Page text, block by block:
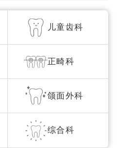
儿童齿科
正畸科
颌面外科
综合科